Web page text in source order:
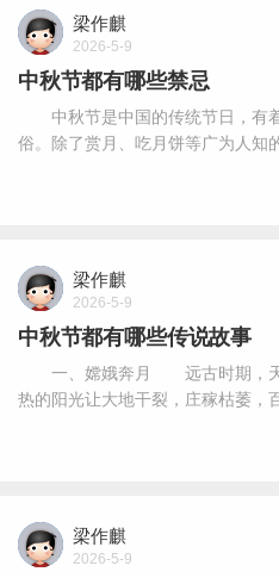
梁作麒
2026-5-9
中秋节都有哪些禁忌
中秋节是中国的传统节日，有
俗。除了赏月、吃月饼等广为人知
梁作麒
2026-5-9
中秋节都有哪些传说故事
一、嫦娥奔月 远古时期，天
热的阳光让大地干裂，庄稼枯萎，
梁作麒
2026-5-9